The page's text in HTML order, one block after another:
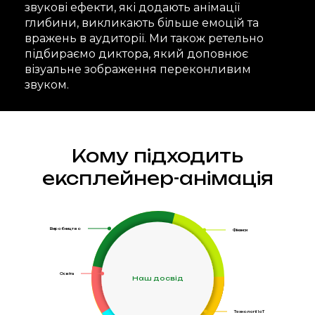
звукові ефекти, які додають анімації
глибини, викликають більше емоцій та
вражень в аудиторії. Ми також ретельно
підбираємо диктора, який доповнює
візуальне зображення переконливим
звуком.
Кому підходить
експлейнер-анімація
Наш досвід
Виробництво
Освіта
Фінанси
Технології IoT